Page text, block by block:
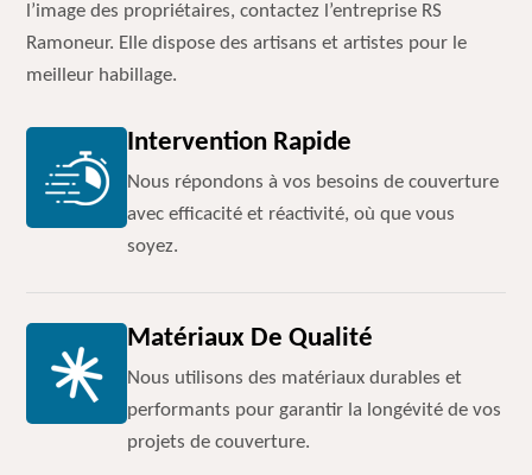
l’image des propriétaires, contactez l’entreprise RS
Ramoneur. Elle dispose des artisans et artistes pour le
meilleur habillage.
Intervention Rapide
Nous répondons à vos besoins de couverture
avec efficacité et réactivité, où que vous
soyez.
Matériaux De Qualité
Nous utilisons des matériaux durables et
performants pour garantir la longévité de vos
projets de couverture.